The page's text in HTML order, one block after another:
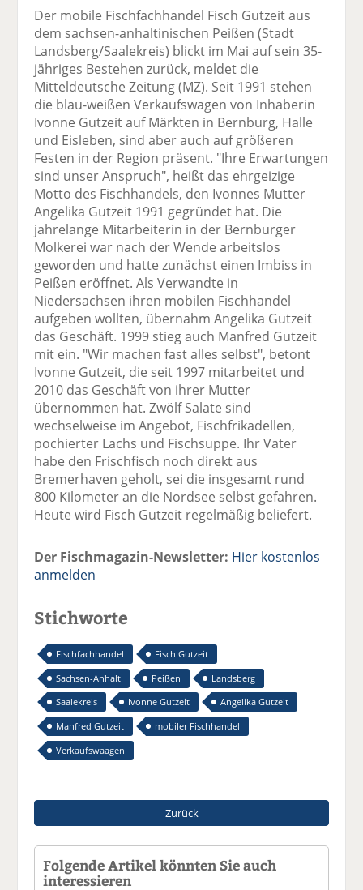
el
a
uf
F
ac
e
b
o
o
k
te
il
e
n
t
wi
tt
er
n
el
a
uf
Li
n
k
e
di
n
te
il
e
n
p
er
E
ai
l
v
se
d
ru
ck
Der mobile Fischfachhandel Fisch Gutzeit aus
dem sachsen-anhaltinischen Peißen (Stadt
Landsberg/Saalekreis) blickt im Mai auf sein 35-
jähriges Bestehen zurück, meldet die
Mitteldeutsche Zeitung (MZ). Seit 1991 stehen
die blau-weißen Verkaufswagen von Inhaberin
Ivonne Gutzeit auf Märkten in Bernburg, Halle
und Eisleben, sind aber auch auf größeren
Festen in der Region präsent. "Ihre Erwartungen
sind unser Anspruch", heißt das ehrgeizige
Motto des Fischhandels, den Ivonnes Mutter
Angelika Gutzeit 1991 gegründet hat. Die
jahrelange Mitarbeiterin in der Bernburger
Molkerei war nach der Wende arbeitslos
geworden und hatte zunächst einen Imbiss in
Peißen eröffnet. Als Verwandte in
Niedersachsen ihren mobilen Fischhandel
aufgeben wollten, übernahm Angelika Gutzeit
das Geschäft. 1999 stieg auch Manfred Gutzeit
mit ein. "Wir machen fast alles selbst", betont
Ivonne Gutzeit, die seit 1997 mitarbeitet und
2010 das Geschäft von ihrer Mutter
übernommen hat. Zwölf Salate sind
wechselweise im Angebot, Fischfrikadellen,
pochierter Lachs und Fischsuppe. Ihr Vater
habe den Frischfisch noch direkt aus
Bremerhaven geholt, sei die insgesamt rund
800 Kilometer an die Nordsee selbst gefahren.
Heute wird Fisch Gutzeit regelmäßig beliefert.
Der Fischmagazin-Newsletter: Hier kostenlos
anmelden
Stichworte
Fischfachhandel
Fisch Gutzeit
Sachsen-Anhalt
Peißen
Landsberg
Saalekreis
Ivonne Gutzeit
Angelika Gutzeit
Manfred Gutzeit
mobiler Fischhandel
Verkaufswaagen
Zurück
Folgende Artikel könnten Sie auch
interessieren